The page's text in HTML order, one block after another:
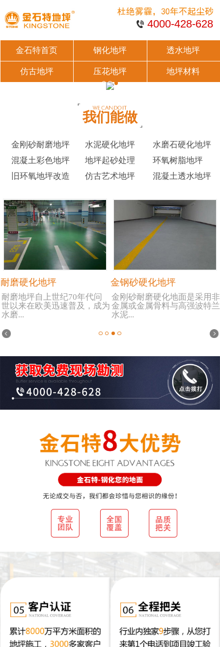
4000-428-628
金石特首页 钢化地坪 透水地坪
仿古地坪 压花地坪 地坪材料
我们能做
金刚砂耐磨地坪 水泥硬化地坪
水磨石硬化地坪
混凝土彩色地坪
地坪起砂处理
环氧树脂地坪
旧环氧地坪改造
仿古艺术地坪 混凝土透水地坪
耐磨硬化地坪
耐磨地坪自上世纪70年代问
世以来在欧美迅速普及，成为
水磨...
金钢砂硬化地坪
金刚砂耐磨硬化地面是采用非
金属或金属骨料与高强波特兰
水泥...